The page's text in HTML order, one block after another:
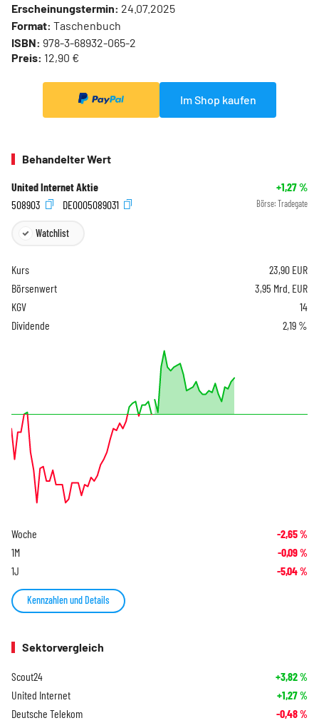
Erscheinungstermin: 24.07.2025
Format: Taschenbuch
ISBN: 978-3-68932-065-2
Preis: 12,90 €
Im Shop kaufen
Behandelter Wert
United Internet Aktie +1,27%
508903
DE0005089031 Börse: Tradegate
Watchlist
Kurs 23,90 EUR
Börsenwert
3,95 Mrd. EUR
KGV
14
Dividende
2,19 %
Woche -2,65%
1M -0,09%
1J -5,04%
Kennzahlen und Details
Sektorvergleich
Scout24 +3,82%
United Internet +1,27%
Deutsche Telekom -0,48%